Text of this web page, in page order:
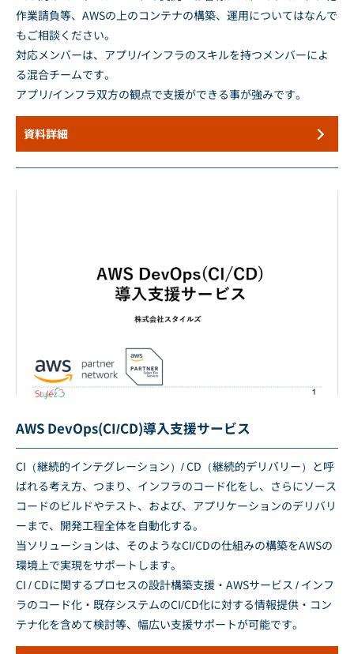
資料詳細
作業請負等、AWSの上のコンテナの構築、運用についてはなんで
もご相談ください。
対応メンバーは、アプリ/インフラのスキルを持つメンバーによ
る混合チームです。
アプリ/インフラ双方の観点で支援ができる事が強みです。
AWS DevOps(CI/CD)導入支援サービス
CI（継続的インテグレーション）/ CD（継続的デリバリー）と呼
ばれる考え方、つまり、インフラのコード化をし、さらにソース
コードのビルドやテスト、および、アプリケーションのデリバリ
ーまで、開発工程全体を自動化する。
当ソリューションは、そのようなCI/CDの仕組みの構築をAWSの
環境上で実現をサポートします。
CI / CDに関するプロセスの設計構築支援・AWSサービス / インフ
ラのコード化・既存システムのCI/CD化に対する情報提供・コン
テナ化を含めて検討等、幅広い支援サポートが可能です。